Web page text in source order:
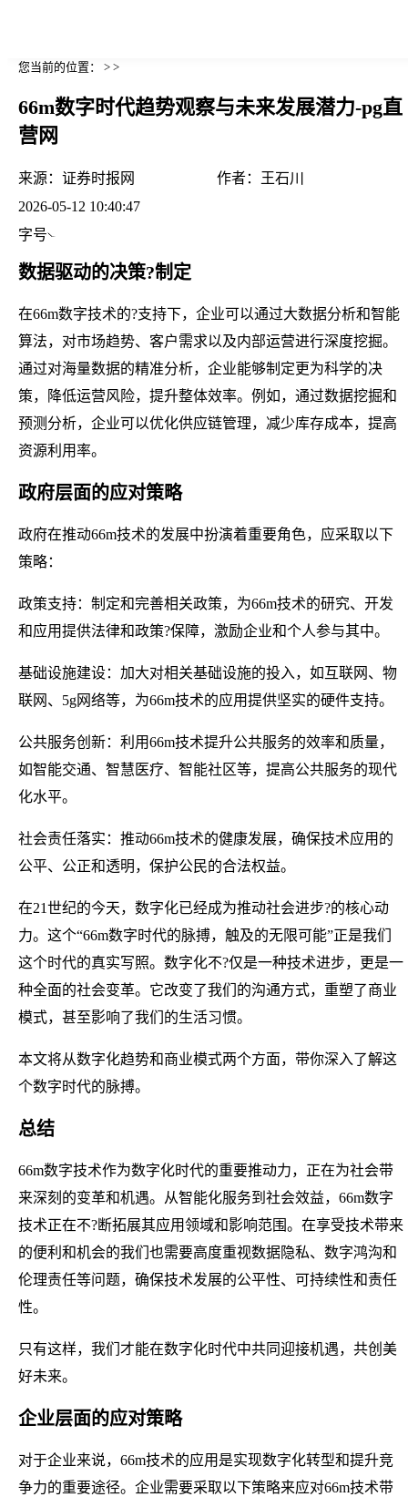
您当前的位置： > >
66m数字时代趋势观察与未来发展潜力-pg直
营网
来源： 证券时报网 作者：
王石川
2026-05-12 10:40:47
字号
数据驱动的决策?制定
在66m数字技术的?支持下，企业可以通过大数据分析和智能
算法，对市场趋势、客户需求以及内部运营进行深度挖掘。
通过对海量数据的精准分析，企业能够制定更为科学的决
策，降低运营风险，提升整体效率。例如，通过数据挖掘和
预测分析，企业可以优化供应链管理，减少库存成本，提高
资源利用率。
政府层面的应对策略
政府在推动66m技术的发展中扮演着重要角色，应采取以下
策略：
政策支持：制定和完善相关政策，为66m技术的研究、开发
和应用提供法律和政策?保障，激励企业和个人参与其中。
基础设施建设：加大对相关基础设施的投入，如互联网、物
联网、5g网络等，为66m技术的应用提供坚实的硬件支持。
公共服务创新：利用66m技术提升公共服务的效率和质量，
如智能交通、智慧医疗、智能社区等，提高公共服务的现代
化水平。
社会责任落实：推动66m技术的健康发展，确保技术应用的
公平、公正和透明，保护公民的合法权益。
在21世纪的今天，数字化已经成为推动社会进步?的核心动
力。这个“66m数字时代的脉搏，触及的无限可能”正是我们
这个时代的真实写照。数字化不?仅是一种技术进步，更是一
种全面的社会变革。它改变了我们的沟通方式，重塑了商业
模式，甚至影响了我们的生活习惯。
本文将从数字化趋势和商业模式两个方面，带你深入了解这
个数字时代的脉搏。
总结
66m数字技术作为数字化时代的重要推动力，正在为社会带
来深刻的变革和机遇。从智能化服务到社会效益，66m数字
技术正在不?断拓展其应用领域和影响范围。在享受技术带来
的便利和机会的我们也需要高度重视数据隐私、数字鸿沟和
伦理责任等问题，确保技术发展的公平性、可持续性和责任
性。
只有这样，我们才能在数字化时代中共同迎接机遇，共创美
好未来。
企业层面的应对策略
对于企业来说，66m技术的应用是实现数字化转型和提升竞
争力的重要途径。企业需要采取以下策略来应对66m技术带